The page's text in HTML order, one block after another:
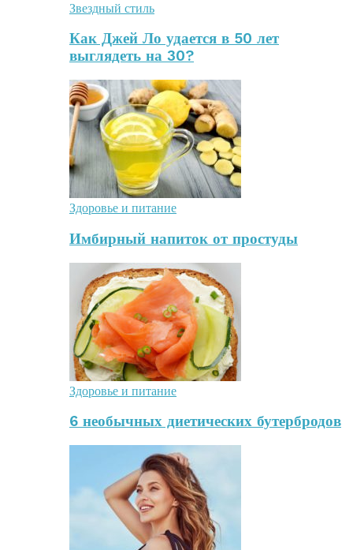
Звездный стиль
Как Джей Ло удается в 50 лет
выглядеть на 30?
Здоровье и питание
Имбирный напиток от простуды
Здоровье и питание
6 необычных диетических бутербродов